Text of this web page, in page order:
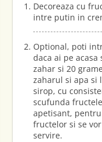
Decoreaza cu
intre putin in
Optional, poti
daca ai pe
zahar si 20
zaharul si apa si
sirop, cu
scufunda
apetisant,
fructelor si se
servire.